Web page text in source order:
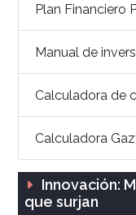
Plan Financiero
Manual de
Calculadora de
Calculadora
Innovación:
que surjan